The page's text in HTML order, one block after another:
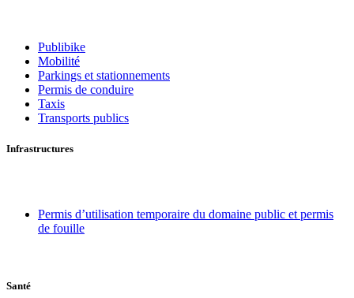
Publibike
Mobilité
Parkings et stationnements
Permis de conduire
Taxis
Transports publics
Infrastructures
Permis d’utilisation temporaire du domaine public et permis
de fouille
Santé